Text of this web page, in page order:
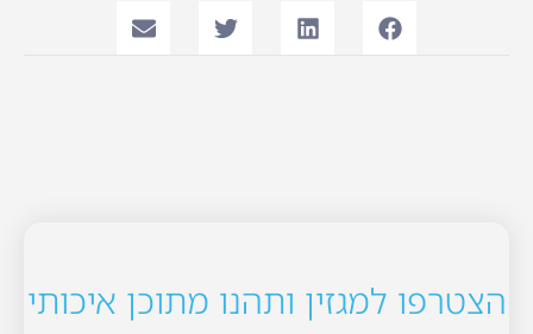
הצטרפו למגזין ותהנו מתוכן איכותי